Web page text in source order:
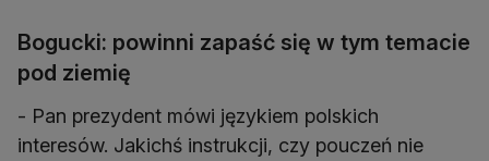
Bogucki: powinni zapaść się w tym temacie
pod ziemię
- Pan prezydent mówi językiem polskich
interesów. Jakichś instrukcji, czy pouczeń nie